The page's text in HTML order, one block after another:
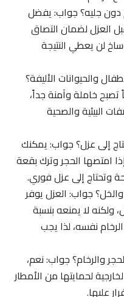
جليه؟ جواب: يفضل
لضمان التصاق
لن يعطي النتيجة
والحيوانات الأليفة؟
خاملة وآمنة جداً،
والصحية
إلى عزل؟ جواب: يمكنك
الحجر وترك بقعة
إلى عزل فوري.
جواب: العزل يوفر
لا يمنعه بنسبة
نفسه، لذا يجب
جواب: نعم،
لحمايتها من الأمطار